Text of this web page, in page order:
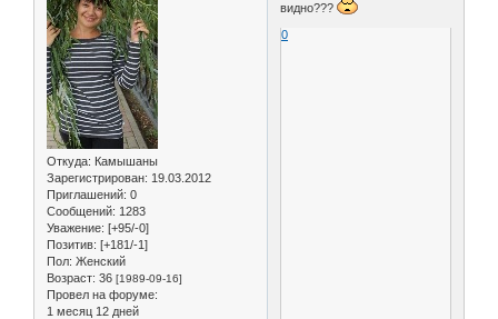
Откуда: Камышаны
Зарегистрирован: 19.03.2012
Приглашений: 0
Сообщений: 1283
Уважение: [+95/-0]
Позитив: [+181/-1]
Пол: Женский
Возраст: 36 [1989-09-16]
Провел на форуме:
1 месяц 12 дней
видно???
0